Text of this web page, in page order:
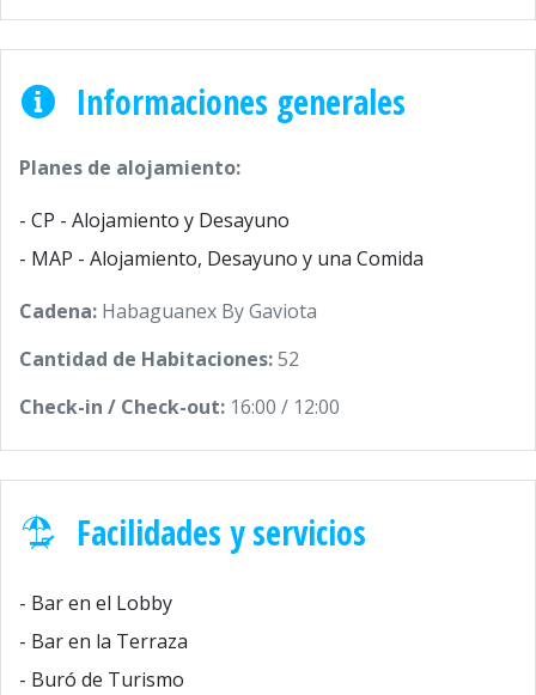
Informaciones generales
Planes de alojamiento:
- CP - Alojamiento y Desayuno
- MAP - Alojamiento, Desayuno y una Comida
Cadena: Habaguanex By Gaviota
Cantidad de Habitaciones:52
Check-in / Check-out: 16:00 / 12:00
Facilidades y servicios
- Bar en el Lobby
- Bar en la Terraza
- Buró de Turismo